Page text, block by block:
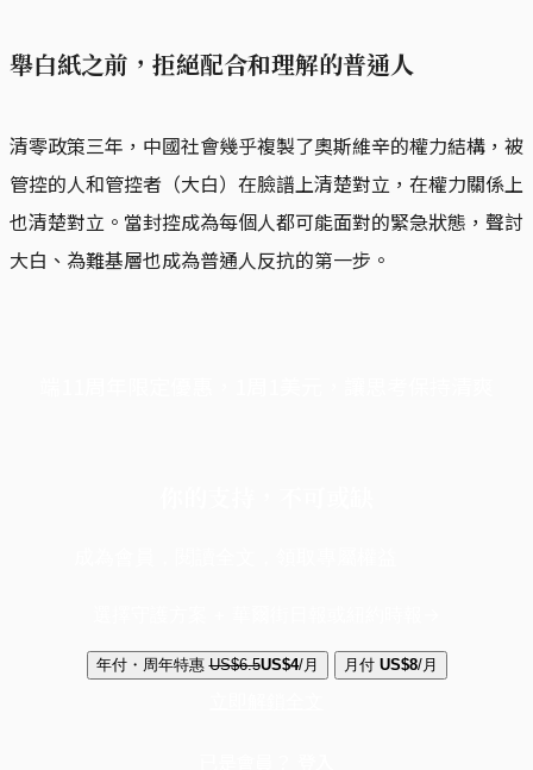
舉白紙之前，拒絕配合和理解的普通人
清零政策三年，中國社會幾乎複製了奧斯維辛的權力結構，被
管控的人和管控者（大白）在臉譜上清楚對立，在權力關係上
也清楚對立。當封控成為每個人都可能面對的緊急狀態，聲討
大白、為難基層也成為普通人反抗的第一步。
年付・周年特惠 US$6.5US$4/月 月付 US$8/月